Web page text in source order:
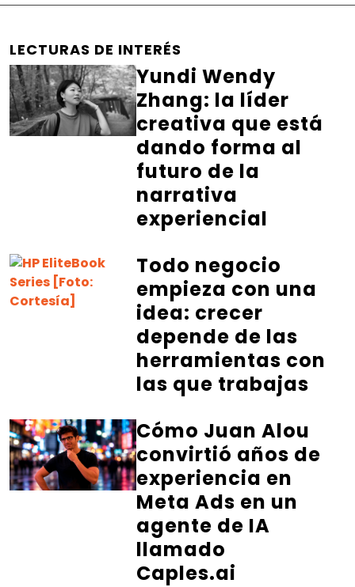
LECTURAS DE INTERÉS
Yundi Wendy
Zhang: la líder
creativa que está
dando forma al
futuro de la
narrativa
experiencial
Todo negocio
empieza con una
idea: crecer
depende de las
herramientas con
las que trabajas
Cómo Juan Alou
convirtió años de
experiencia en
Meta Ads en un
agente de IA
llamado
Caples.ai